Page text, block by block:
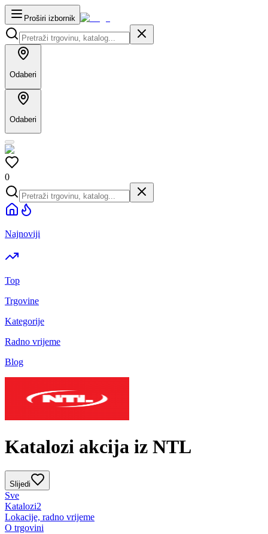
Proširi izbornik
Odaberi
Odaberi
0
Najnoviji
Top
Trgovine
Kategorije
Radno vrijeme
Blog
Katalozi akcija iz NTL
Slijedi
Sve
Katalozi2
Lokacije, radno vrijeme
O trgovini